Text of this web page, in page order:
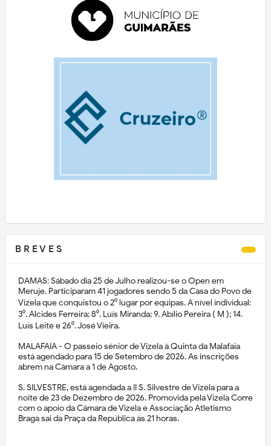
B R E V E S
DAMAS: Sábado dia 25 de Julho realizou-se o Open em
Meruje. Participaram 41 jogadores sendo 5 da Casa do Povo de
Vizela que conquistou o 2⁰ lugar por equipas. A nível individual:
3⁰. Alcides Ferreira; 8⁰. Luís Miranda; 9. Abílio Pereira ( M ); 14.
Luís Leite e 26⁰. José Vieira.
MALAFAIA - O passeio sénior de Vizela à Quinta da Malafaia
está agendado para 15 de Setembro de 2026. As inscrições
abrem na Câmara a 1 de Agosto.
S. SILVESTRE, está agendada a II S. Silvestre de Vizela para a
noite de 23 de Dezembro de 2026. Promovida pela Vizela Corre
com o apoio da Câmara de Vizela e Associação Atletismo
Braga sai da Praça da República às 21 horas.